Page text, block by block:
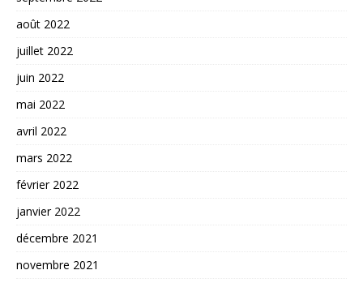
août 2022
juillet 2022
juin 2022
mai 2022
avril 2022
mars 2022
février 2022
janvier 2022
décembre 2021
novembre 2021